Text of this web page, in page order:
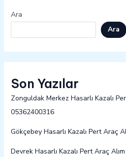
Ara
Ara
Son Yazılar
Zonguldak Merkez Hasarlı Kazalı
05362400316
Gökçebey Hasarlı Kazalı Pert Araç
Devrek Hasarlı Kazalı Pert Araç